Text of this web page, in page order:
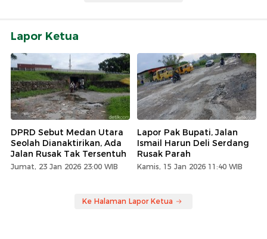
Lapor Ketua
DPRD Sebut Medan Utara
Seolah Dianaktirikan, Ada
Jalan Rusak Tak Tersentuh
Jumat, 23 Jan 2026 23:00 WIB
Lapor Pak Bupati, Jalan
Ismail Harun Deli Serdang
Rusak Parah
Kamis, 15 Jan 2026 11:40 WIB
Ke Halaman Lapor Ketua